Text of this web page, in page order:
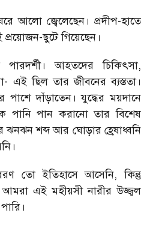
আলো জ্বেলেছেন। প্রদীপ-হাতে
প্রয়োজন-ছুটে গিয়েছেন।
পারদর্শী। আহতদের চিকিৎসা,
এই ছিল তার জীবনের ব্যস্ততা।
দাঁড়াতেন। যুদ্ধের ময়দানে
পানি পান করানো তার বিশেষ
শব্দ আর ঘোড়ার হ্রেষাধ্বনি
তো ইতিহাসে আসেনি, কিন্তু
এই মহীয়সী নারীর উজ্জ্বল